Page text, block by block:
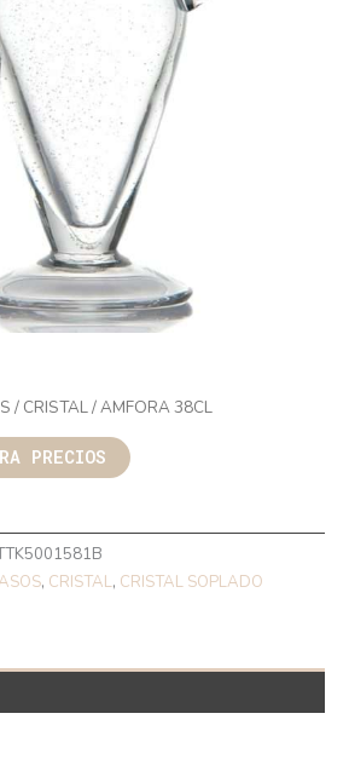
/ CRISTAL/ AMFORA 38CL
PRECIOS
, CRISTAL, CRISTAL SOPLADO